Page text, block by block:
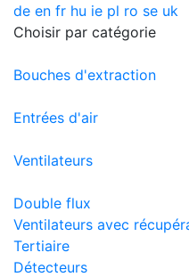
de en fr hu ie pl ro se uk
Choisir par catégorie
Bouches d'extraction
Entrées d'air
Ventilateurs
Double flux
Ventilateurs avec
Tertiaire
Détecteurs